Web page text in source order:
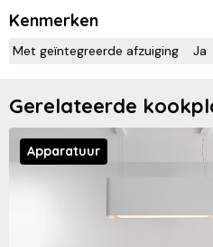
Kenmerken
Met geïntegreerde afzuiging Ja
Gerelateerde
Apparatuur